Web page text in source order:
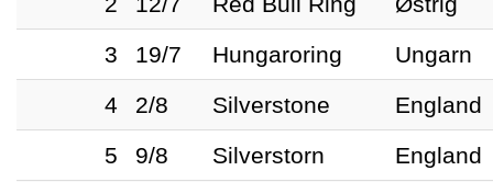
3
19/7 Hungaroring
Ungarn
4
2/8 Silverstone
England
5
9/8 Silverstorn
England